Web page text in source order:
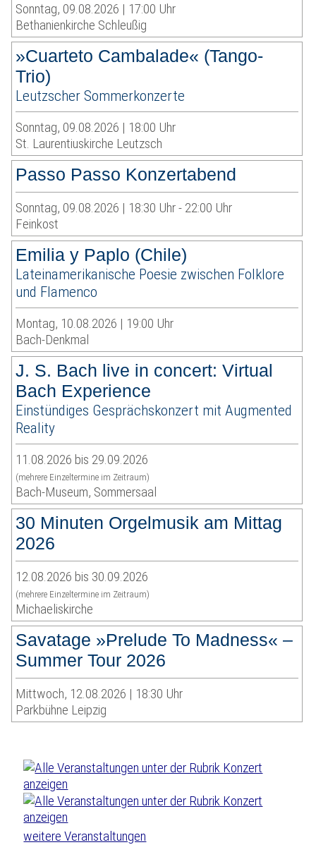
Sonntag, 09.08.2026 | 17:00 Uhr
Bethanienkirche Schleußig
»Cuarteto Cambalade« (Tango-
Trio)
Leutzscher Sommerkonzerte
Sonntag, 09.08.2026 | 18:00 Uhr
St. Laurentiuskirche Leutzsch
Passo Passo Konzertabend
Sonntag, 09.08.2026 | 18:30 Uhr - 22:00 Uhr
Feinkost
Emilia y Paplo (Chile)
Lateinamerikanische Poesie zwischen Folklore
und Flamenco
Montag, 10.08.2026 | 19:00 Uhr
Bach-Denkmal
J. S. Bach live in concert: Virtual
Bach Experience
Einstündiges Gesprächskonzert mit Augmented
Reality
11.08.2026 bis 29.09.2026
(mehrere Einzeltermine im Zeitraum)
Bach-Museum, Sommersaal
30 Minuten Orgelmusik am Mittag
2026
12.08.2026 bis 30.09.2026
(mehrere Einzeltermine im Zeitraum)
Michaeliskirche
Savatage »Prelude To Madness« –
Summer Tour 2026
Mittwoch, 12.08.2026 | 18:30 Uhr
Parkbühne Leipzig
weitere Veranstaltungen